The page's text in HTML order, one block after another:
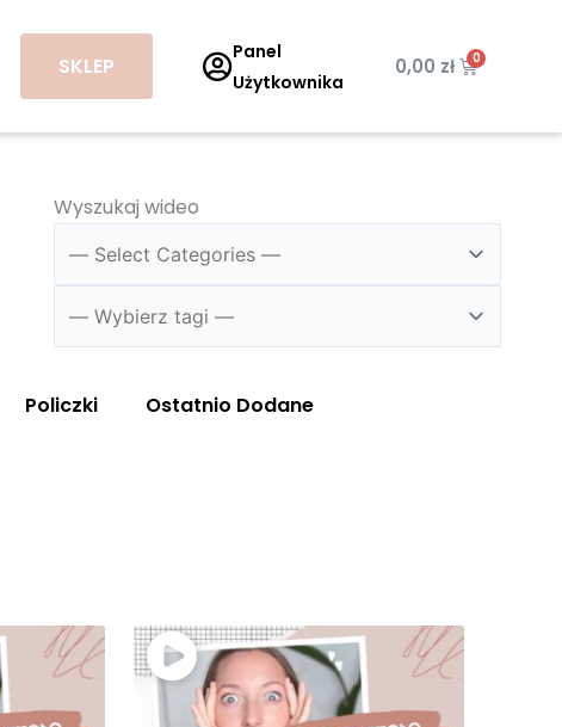
SKLEP
Panel
Użytkownika
0,00 złWózek
Wyszukaj wideo
Policzki Ostatnio Dodane